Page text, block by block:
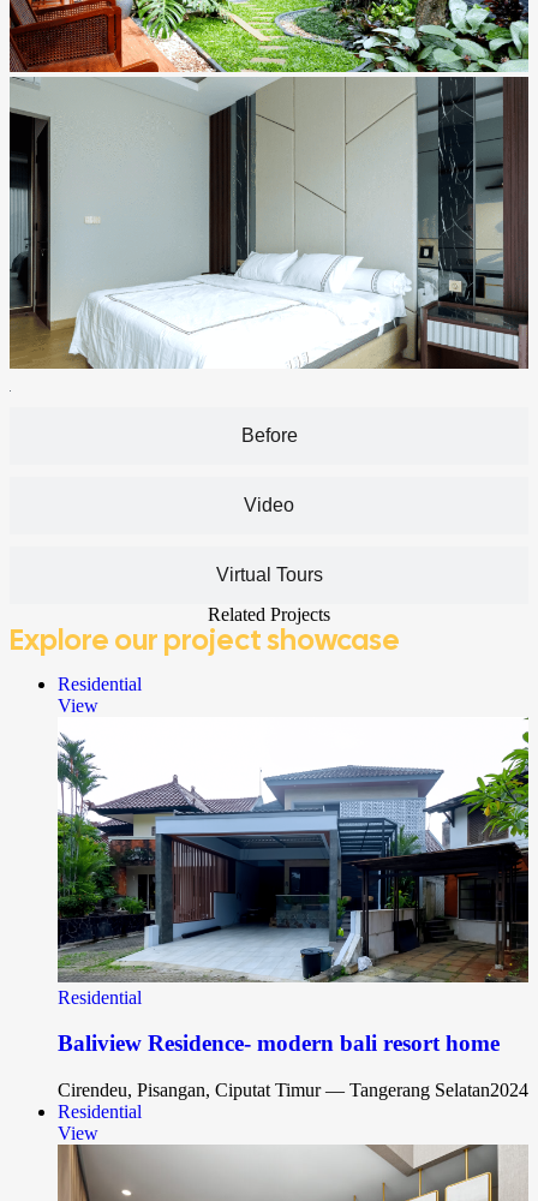
Before
Video
Virtual Tours
Related Projects
Exploreour project showcase
Residential
View
Residential
Baliview Residence- modern bali resort home
Cirendeu, Pisangan, Ciputat Timur — Tangerang Selatan2024
Residential
View